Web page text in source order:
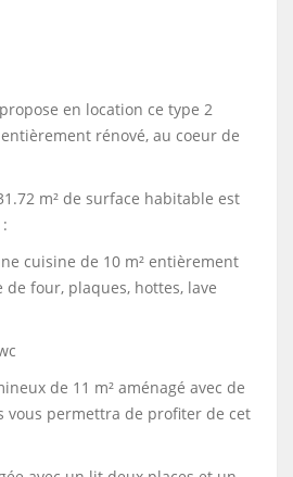
en location ce type 2
rénové, au coeur de
m² de surface habitable est
cuisine de 10 m² entièrement
four, plaques, hottes, lave
de 11 m² aménagé avec de
vous permettra de profiter de cet